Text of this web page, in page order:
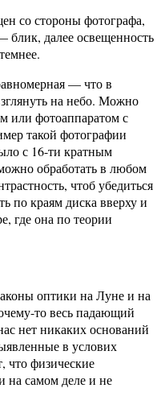
со стороны фотографа,
блик, далее освещенность
— что в
на небо. Можно
или фотоаппаратом с
такой фотографии
с 16-ти кратным
обработать в любом
чтоб убедиться
по краям диска вверху и
где она по теории
оптики на Луне и на
то весь падающий
нет никаких оснований
в услових
физические
на самом деле и не